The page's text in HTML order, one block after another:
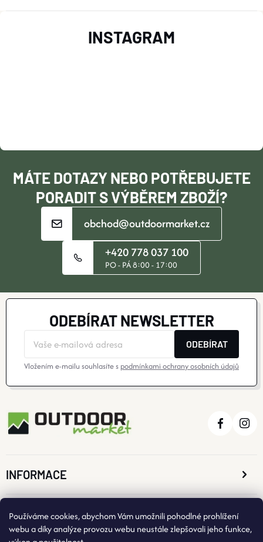
Používáme cookies, abychom Vám umožnili pohodlné prohlížení
webu a díky analýze provozu webu neustále zlepšovali jeho funkce,
T
MÁTE DOTAZY NEBO POTŘEBUJETE
PORADIT S VÝBĚREM ZBOŽÍ?
obchod@outdoormarket.cz
+420 778 037 100
PO - PÁ 8:00 - 17:00
INSTAGRAM
ODEBÍRAT NEWSLETTER
ODEBÍRAT
Vložením e-mailu souhlasíte s podmínkami ochrany osobních údajů
INFORMACE
O NÁKUPU